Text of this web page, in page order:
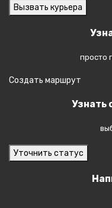
Вызвать курьера
просто
Создать маршрут
Узнать
Уточнить статус